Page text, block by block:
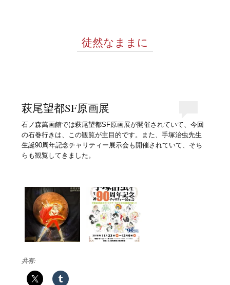
徒然なままに
萩尾望都SF原画展
石ノ森萬画館では萩尾望都SF原画展が開催されていて、今回
の石巻行きは、この観覧が主目的です。また、手塚治虫先生
生誕90周年記念チャリティー展示会も開催されていて、そち
らも観覧してきました。
共有: